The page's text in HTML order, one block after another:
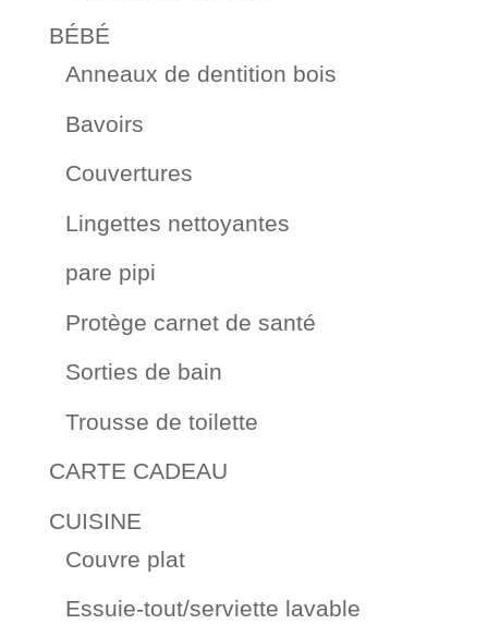
BÉBÉ
Anneaux de dentition bois
Bavoirs
Couvertures
Lingettes nettoyantes
pare pipi
Protège carnet de santé
Sorties de bain
Trousse de toilette
CARTE CADEAU
CUISINE
Couvre plat
Essuie-tout/serviette lavable